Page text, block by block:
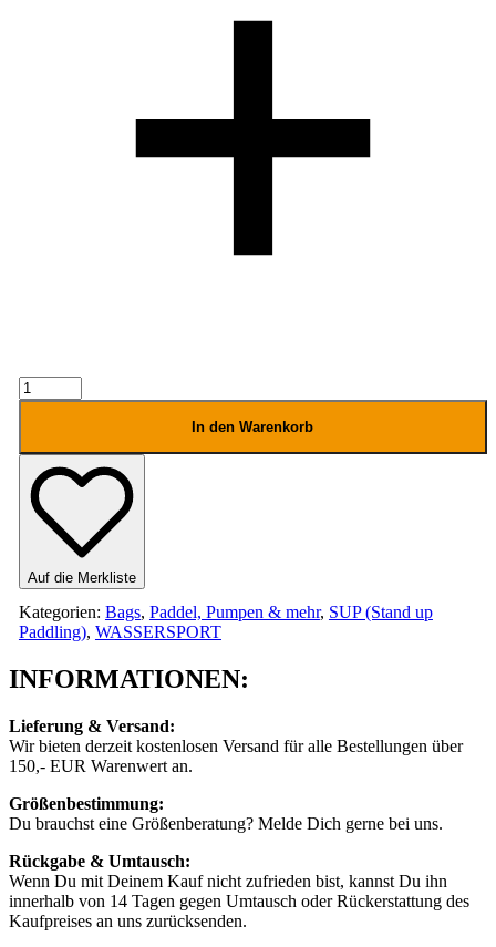
Quiksilver
Small
Menge
In den Warenkorb
Auf die Merkliste
Kategorien: Bags, Paddel, Pumpen & mehr, SUP (Stand up
Paddling), WASSERSPORT
INFORMATIONEN:
Lieferung & Versand:
Wir bieten derzeit kostenlosen Versand für alle Bestellungen über
150,- EUR Warenwert an.
Größenbestimmung:
Du brauchst eine Größenberatung? Melde Dich gerne bei uns.
Rückgabe & Umtausch:
Wenn Du mit Deinem Kauf nicht zufrieden bist, kannst Du ihn
innerhalb von 14 Tagen gegen Umtausch oder Rückerstattung des
Kaufpreises an uns zurücksenden.